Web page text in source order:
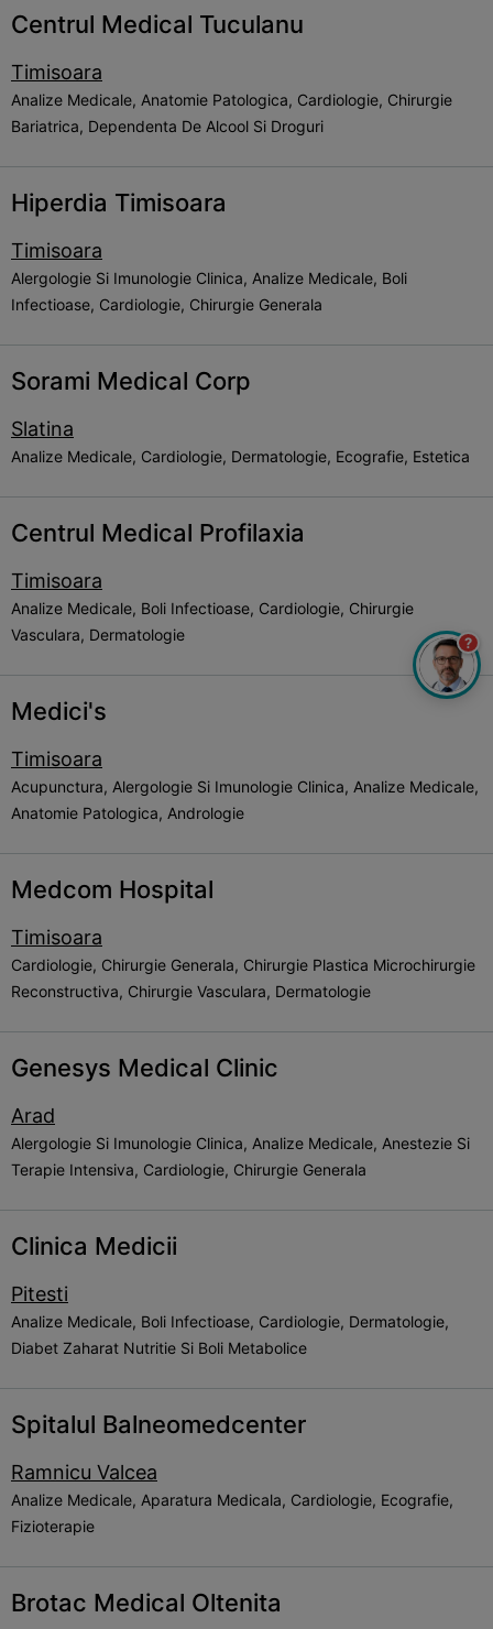
Centrul Medical Tuculanu
Timisoara
Analize Medicale, Anatomie Patologica, Cardiologie, Chirurgie
Bariatrica, Dependenta De Alcool Si Droguri
Hiperdia Timisoara
Timisoara
Alergologie Si Imunologie Clinica, Analize Medicale, Boli
Infectioase, Cardiologie, Chirurgie Generala
Sorami Medical Corp
Slatina
Analize Medicale, Cardiologie, Dermatologie, Ecografie, Estetica
Centrul Medical Profilaxia
Timisoara
Analize Medicale, Boli Infectioase, Cardiologie, Chirurgie
Vasculara, Dermatologie
Medici's
Timisoara
Acupunctura, Alergologie Si Imunologie Clinica, Analize Medicale,
Anatomie Patologica, Andrologie
Medcom Hospital
Timisoara
Cardiologie, Chirurgie Generala, Chirurgie Plastica Microchirurgie
Reconstructiva, Chirurgie Vasculara, Dermatologie
Genesys Medical Clinic
Arad
Alergologie Si Imunologie Clinica, Analize Medicale, Anestezie Si
Terapie Intensiva, Cardiologie, Chirurgie Generala
Clinica Medicii
Pitesti
Analize Medicale, Boli Infectioase, Cardiologie, Dermatologie,
Diabet Zaharat Nutritie Si Boli Metabolice
Spitalul Balneomedcenter
Ramnicu Valcea
Analize Medicale, Aparatura Medicala, Cardiologie, Ecografie,
Fizioterapie
Brotac Medical Oltenita
?